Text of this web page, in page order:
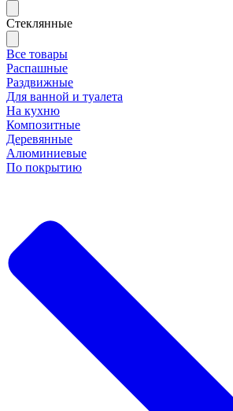
Стеклянные
Все товары
Распашные
Раздвижные
Для ванной и туалета
На кухню
Композитные
Деревянные
Алюминиевые
По покрытию